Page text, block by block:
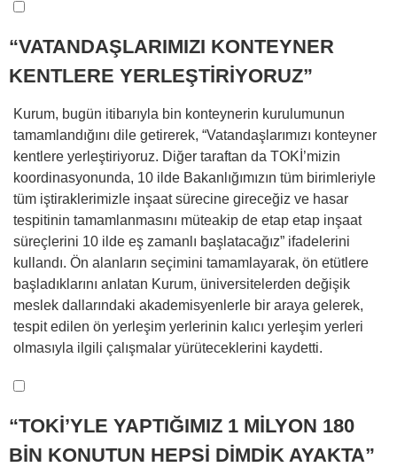
“VATANDAŞLARIMIZI KONTEYNER
KENTLERE YERLEŞTİRİYORUZ”
Kurum, bugün itibarıyla bin konteynerin kurulumunun
tamamlandığını dile getirerek, “Vatandaşlarımızı konteyner
kentlere yerleştiriyoruz. Diğer taraftan da TOKİ’mizin
koordinasyonunda, 10 ilde Bakanlığımızın tüm birimleriyle
tüm iştiraklerimizle inşaat sürecine gireceğiz ve hasar
tespitinin tamamlanmasını müteakip de etap etap inşaat
süreçlerini 10 ilde eş zamanlı başlatacağız” ifadelerini
kullandı. Ön alanların seçimini tamamlayarak, ön etütlere
başladıklarını anlatan Kurum, üniversitelerden değişik
meslek dallarındaki akademisyenlerle bir araya gelerek,
tespit edilen ön yerleşim yerlerinin kalıcı yerleşim yerleri
olmasıyla ilgili çalışmalar yürüteceklerini kaydetti.
“TOKİ’YLE YAPTIĞIMIZ 1 MİLYON 180
BİN KONUTUN HEPSİ DİMDİK AYAKTA”